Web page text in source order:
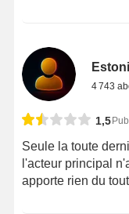
4 743
1,5
Seule la toute
l'acteur principal
apporte rien du